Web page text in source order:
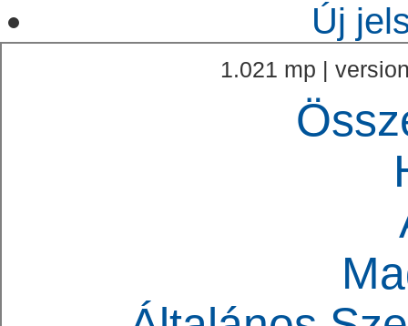
Új
1.021 mp |